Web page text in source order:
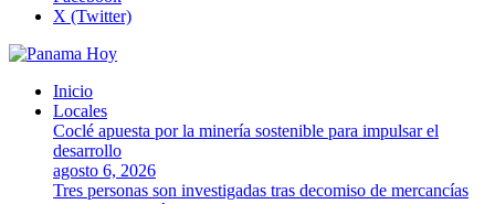
X (Twitter)
Inicio
Locales
Coclé apuesta por la minería sostenible para impulsar el
desarrollo
agosto 6, 2026
Tres personas son investigadas tras decomiso de mercancías